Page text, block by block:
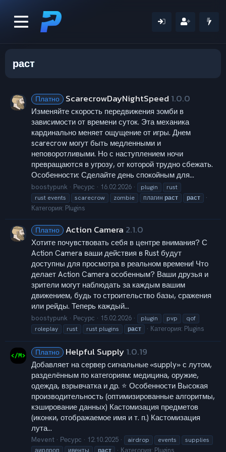
раст
Платно ScarecrowDayNightSpeed 1.0.0
Изменяйте скорость передвижения зомби в
зависимости от времени суток. Эта механика
кардинально меняет ощущение от игры. Днем
scarecrow могут быть медленными и
неповоротливыми. Но с наступлением ночи
превращаются в угрозу, от которой трудно сбежать.
Особенности: Сделайте день спокойным для...
boostypunk Ресурс 16.02.2026 plugin
rust
rust events
scarecrow zombie плагин раст раст
Категория: Plugins
Платно Action Camera 2.1.0
Хотите почувствовать себя в центре внимания? С
Action Camera ваши действия в Rust будут
доступны для просмотра в реальном времени! Что
делает Action Camera особенным? Ваши друзья и
зрители могут наблюдать за каждым вашим
движением, будь то строительство базы, сражения
или рейды. Теперь каждый...
boostypunk Ресурс 15.02.2026 plugin pvp
qof
roleplay
rust rust plugins раст Категория: Plugins
Платно Helpful Supply1.0.19
Добавляет на сервер сигнальные «supply» с лутом,
разделённым по категориям: медицина, оружие,
одежда, взрывчатка и др. ⭐ Особенности Высокая
производительность (оптимизированные алгоритмы,
кэширование данных) Кастомизация предметов
(иконки, отображаемое имя и т. п.) Кастомизация
лута...
Mevent Ресурс 12.10.2025 airdrop events
supplies